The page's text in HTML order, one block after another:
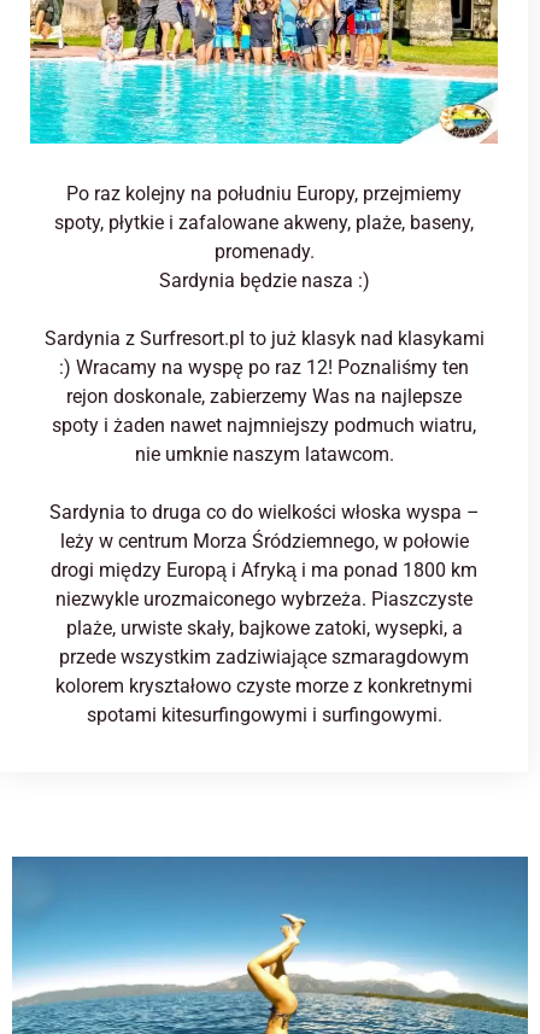
Po raz kolejny na południu Europy, przejmiemy
spoty, płytkie i zafalowane akweny, plaże, baseny,
promenady.
Sardynia będzie nasza :)
Sardynia z Surfresort.pl to już klasyk nad klasykami
:) Wracamy na wyspę po raz 12! Poznaliśmy ten
rejon doskonale, zabierzemy Was na najlepsze
spoty i żaden nawet najmniejszy podmuch wiatru,
nie umknie naszym latawcom.
Sardynia to druga co do wielkości włoska wyspa –
leży w centrum Morza Śródziemnego, w połowie
drogi między Europą i Afryką i ma ponad 1800 km
niezwykle urozmaiconego wybrzeża. Piaszczyste
plaże, urwiste skały, bajkowe zatoki, wysepki, a
przede wszystkim zadziwiające szmaragdowym
kolorem kryształowo czyste morze z konkretnymi
spotami kitesurfingowymi i surfingowymi.